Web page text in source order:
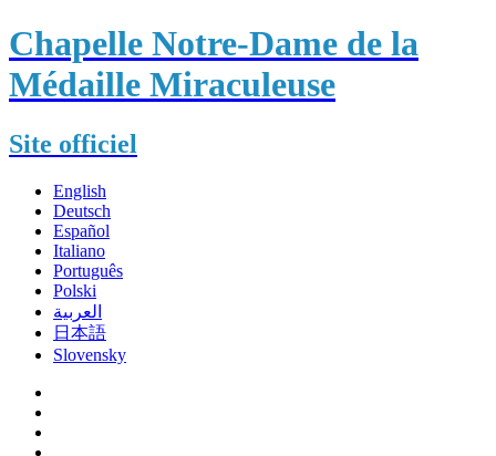
Chapelle Notre-Dame de la
Médaille Miraculeuse
Site officiel
English
Deutsch
Español
Italiano
Português
Polski
العربية
日本語
Slovensky